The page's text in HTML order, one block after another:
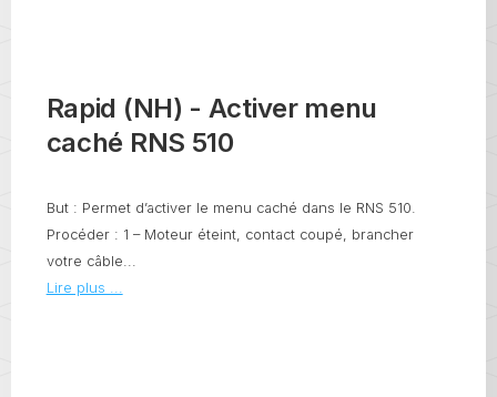
Rapid (NH) - Activer menu
caché RNS 510
But : Permet d’activer le menu caché dans le RNS 510.
Procéder : 1 – Moteur éteint, contact coupé, brancher
votre câble...
Lire plus ...